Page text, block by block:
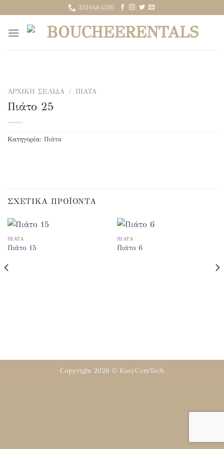
στο
περιεχόμενο
2310464310
ΑΡΧΙΚΉ ΣΕΛΊΔΑ / ΠΙΆΤΑ
Πιάτο 25
Κατηγορία: Πιάτα
ΣΧΕΤΙΚΆ ΠΡΟΪΌΝΤΑ
ΠΙΆΤΑ
Πιάτο 15
ΠΙΆΤΑ
Πιάτο 6
Copyright 2026 © EasyComTech